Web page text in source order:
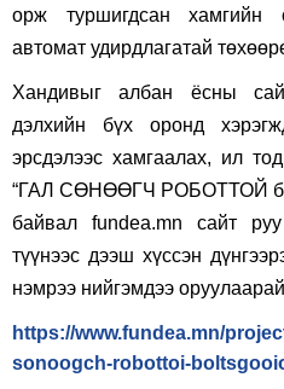
орж туршигдсан хамгийн
автомат удирдлагатай
Хандивыг албан ёсны
дэлхийн бүх оронд
эрсдэлээс хамгаалах, ил
“ГАЛ СӨНӨӨГЧ РОБОТТОЙ
байвал fundea.mn сайт
түүнээс дээш хүссэн
нэмрээ нийгэмдээ
https://www.fundea.mn/
sonoogch-robottoi-